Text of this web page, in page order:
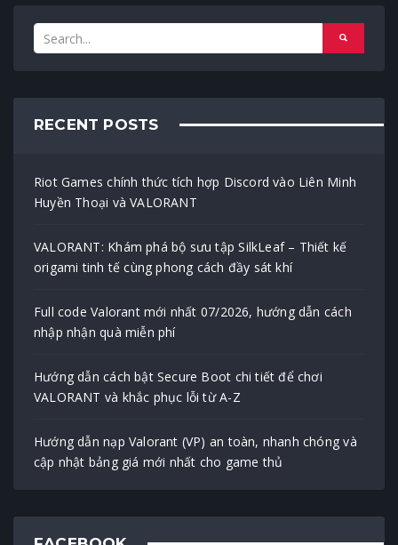
RECENT POSTS
Riot Games chính thức tích hợp Discord vào Liên Minh
Huyền Thoại và VALORANT
VALORANT: Khám phá bộ sưu tập SilkLeaf – Thiết kế
origami tinh tế cùng phong cách đầy sát khí
Full code Valorant mới nhất 07/2026, hướng dẫn cách
nhập nhận quà miễn phí
Hướng dẫn cách bật Secure Boot chi tiết để chơi
VALORANT và khắc phục lỗi từ A-Z
Hướng dẫn nạp Valorant (VP) an toàn, nhanh chóng và
cập nhật bảng giá mới nhất cho game thủ